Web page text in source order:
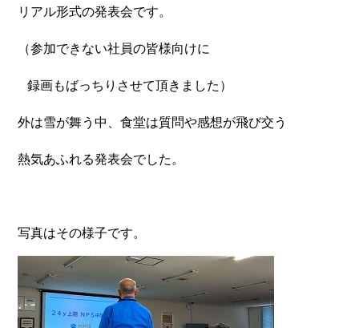
リアル形式の発表会です。
（参加できない社員の皆様向けに
録画もばっちりさせて頂きました）
外は雪が舞う中、食堂は質問や感想が飛び交う
熱気あふれる発表会でした。
写真はその様子です。